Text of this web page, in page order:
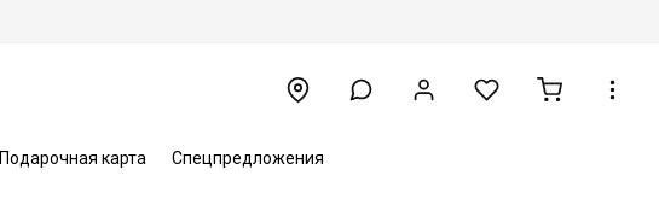
Подарочная карта Спецпредложения